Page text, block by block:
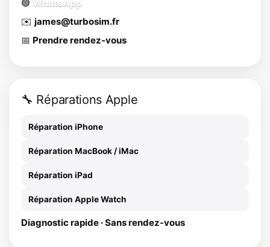
🟢 WhatsApp
✉️ james@turbosim.fr
📅 Prendre rendez-vous
🔧 Réparations Apple
Réparation iPhone
Réparation MacBook / iMac
Réparation iPad
Réparation Apple Watch
Diagnostic rapide · Sans rendez-vous